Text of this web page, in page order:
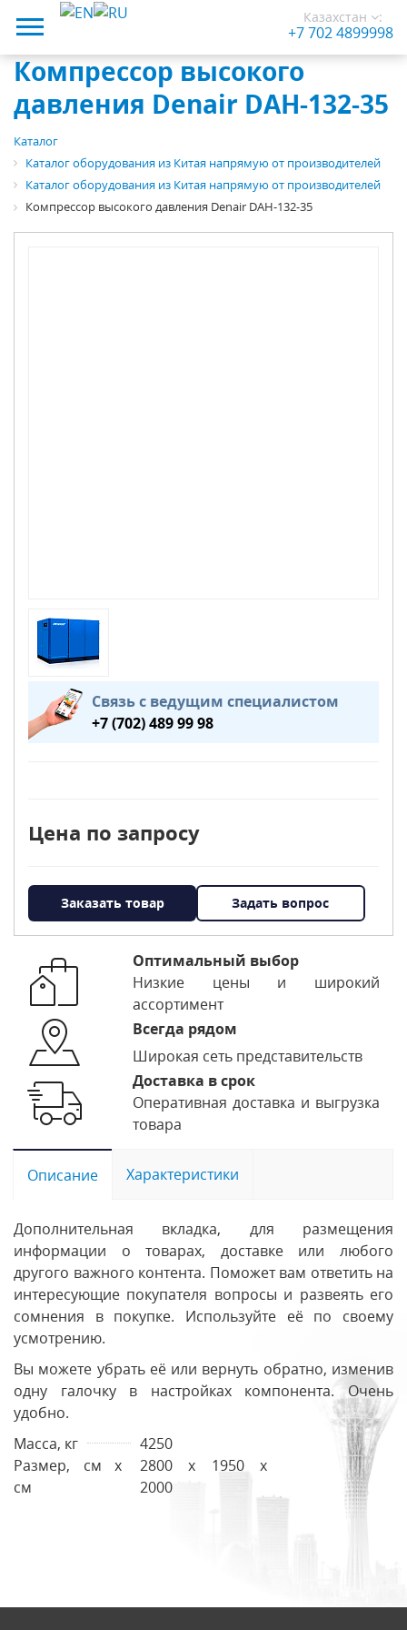
Казахстан
+7 702 4899998
:
Компрессор высокого
давления Denair DAH-132-35
Каталог
Каталог оборудования из Китая напрямую от производителей
Каталог оборудования из Китая напрямую от производителей
Компрессор высокого давления Denair DAH-132-35
Связь с ведущим специалистом
+7 (702) 489 99 98
Цена по запросу
Заказать товар Задать вопрос
Оптимальный выбор
Низкие цены и широкий
ассортимент
Всегда рядом
Широкая сеть представительств
Доставка в срок
Оперативная доставка и выгрузка
товара
Описание Характеристики
Дополнительная вкладка, для размещения
информации о товарах, доставке или любого
другого важного контента. Поможет вам ответить на
интересующие покупателя вопросы и развеять его
сомнения в покупке. Используйте её по своему
усмотрению.
Вы можете убрать её или вернуть обратно, изменив
одну галочку в настройках компонента. Очень
удобно.
Масса, кг
4250
Размер, см х
см
2800 x 1950 x
2000